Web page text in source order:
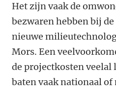
Het zijn vaak de
bezwaren hebben bij
nieuwe
Mors. Een
de projectkosten veelal
baten vaak nationaal of